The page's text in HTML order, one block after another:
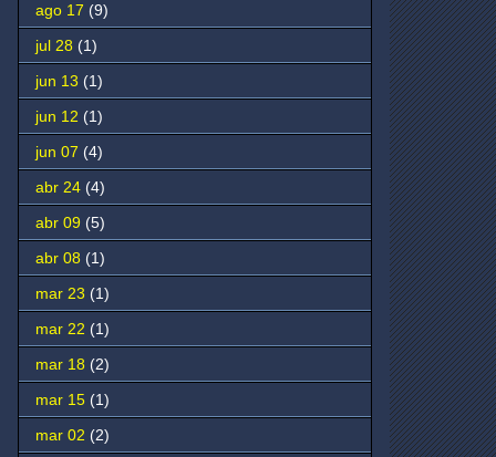
ago 17 (9)
jul 28 (1)
jun 13 (1)
jun 12 (1)
jun 07 (4)
abr 24 (4)
abr 09 (5)
abr 08 (1)
mar 23 (1)
mar 22 (1)
mar 18 (2)
mar 15 (1)
mar 02 (2)